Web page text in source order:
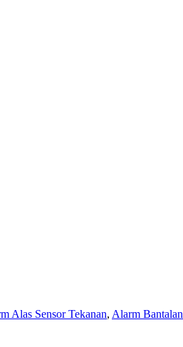
Alas Sensor Tekanan, Alarm